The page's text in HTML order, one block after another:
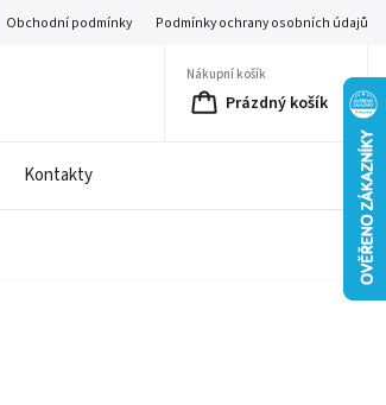
Obchodní podmínky Podmínky ochrany osobních údajů
Nákupní košík
Prázdný košík
Kontakty